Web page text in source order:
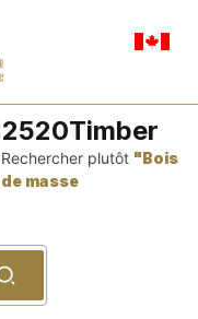
à
Rechercher plutôt "Bois
de masse